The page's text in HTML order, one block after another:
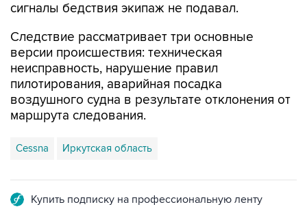
Следствие рассматривает три основные
неисправность, нарушение правил
пилотирования, аварийная посадка
воздушного судна в результате отклонения от
маршрута следования.
Cessna Иркутская область
Подписаться на рассылку главных новостей сайта